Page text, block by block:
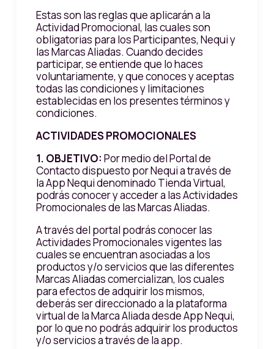
Estas son las reglas que aplicarán a la
Actividad Promocional, las cuales son
obligatorias para los Participantes, Nequi y
las Marcas Aliadas. Cuando decides
participar, se entiende que lo haces
voluntariamente, y que conoces y aceptas
todas las condiciones y limitaciones
establecidas en los presentes términos y
condiciones.
ACTIVIDADES PROMOCIONALES
1. OBJETIVO: Por medio del Portal de
Contacto dispuesto por Nequi a través de
la App Nequi denominado Tienda Virtual,
podrás conocer y acceder a las Actividades
Promocionales de las Marcas Aliadas.
A través del portal podrás conocer las
Actividades Promocionales vigentes las
cuales se encuentran asociadas a los
productos y/o servicios que las diferentes
Marcas Aliadas comercializan, los cuales
para efectos de adquirir los mismos,
deberás ser direccionado a la plataforma
virtual de la Marca Aliada desde App Nequi,
por lo que no podrás adquirir los productos
y/o servicios a través de la app.